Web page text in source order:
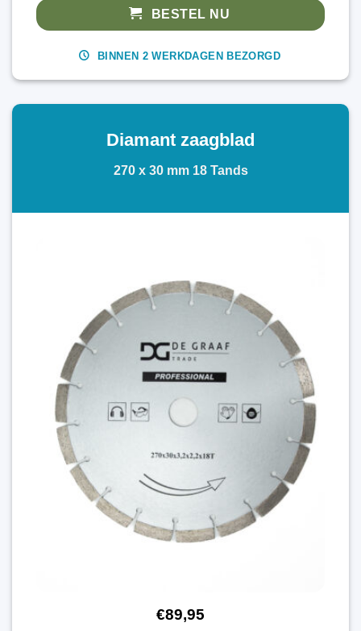
BESTEL NU
BINNEN 2 WERKDAGEN BEZORGD
Diamant zaagblad
270 x 30 mm 18 Tands
€89,95